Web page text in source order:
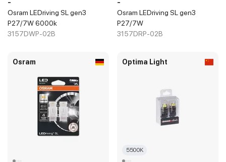
-
Osram LEDriving SL gen3
P27/7W 6000k
3157DWP-02B
-
Osram LEDriving SL gen3
P27/7W
3157DRP-02B
Osram Optima Light
5500K